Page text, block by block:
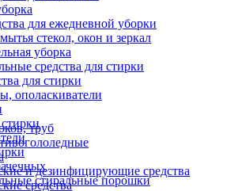
для ежедневной уборки
стекол, окон и зеркал
уборка
средства для стирки
для стирки
ополаскиватели
стиральные порошки
труб
и дезинфицирующие средства
средства